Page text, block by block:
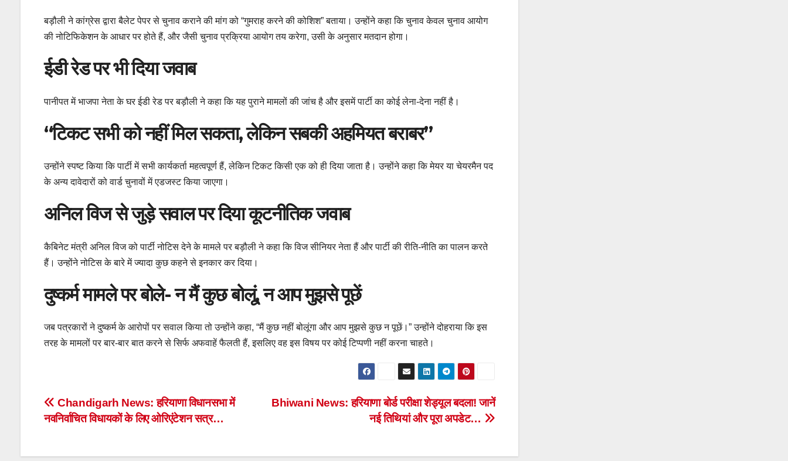
बड़ौली ने कांग्रेस द्वारा बैलेट पेपर से चुनाव कराने की मांग को “गुमराह करने की कोशिश” बताया। उन्होंने कहा कि चुनाव केवल चुनाव आयोग
की नोटिफिकेशन के आधार पर होते हैं, और जैसी चुनाव प्रक्रिया आयोग तय करेगा, उसी के अनुसार मतदान होगा।
ईडी रेड पर भी दिया जवाब
पानीपत में भाजपा नेता के घर ईडी रेड पर बड़ौली ने कहा कि यह पुराने मामलों की जांच है और इसमें पार्टी का कोई लेना-देना नहीं है।
“टिकट सभी को नहीं मिल सकता, लेकिन सबकी अहमियत बराबर”
उन्होंने स्पष्ट किया कि पार्टी में सभी कार्यकर्ता महत्वपूर्ण हैं, लेकिन टिकट किसी एक को ही दिया जाता है। उन्होंने कहा कि मेयर या चेयरमैन पद
के अन्य दावेदारों को वार्ड चुनावों में एडजस्ट किया जाएगा।
अनिल विज से जुड़े सवाल पर दिया कूटनीतिक जवाब
कैबिनेट मंत्री अनिल विज को पार्टी नोटिस देने के मामले पर बड़ौली ने कहा कि विज सीनियर नेता हैं और पार्टी की रीति-नीति का पालन करते
हैं। उन्होंने नोटिस के बारे में ज्यादा कुछ कहने से इनकार कर दिया।
दुष्कर्म मामले पर बोले- न मैं कुछ बोलूं, न आप मुझसे पूछें
जब पत्रकारों ने दुष्कर्म के आरोपों पर सवाल किया तो उन्होंने कहा, “मैं कुछ नहीं बोलूंगा और आप मुझसे कुछ न पूछें।” उन्होंने दोहराया कि इस
तरह के मामलों पर बार-बार बात करने से सिर्फ अफवाहें फैलती हैं, इसलिए वह इस विषय पर कोई टिप्पणी नहीं करना चाहते।
Post
Bhiwani News: हरियाणा बोर्ड परीक्षा शेड्यूल बदला! जानें
नई तिथियां और पूरा अपडेट…
Chandigarh News: हरियाणा विधानसभा में
नवनिर्वाचित विधायकों के लिए ओरिएंटेशन सत्र…